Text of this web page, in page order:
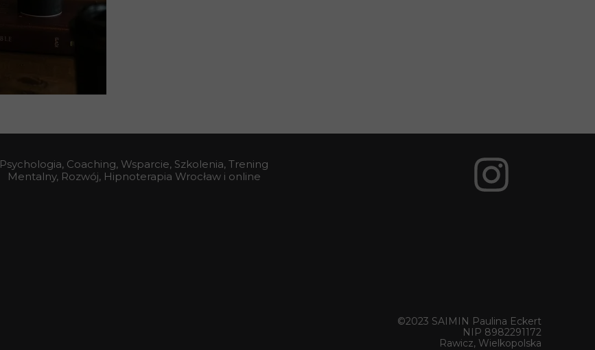
Psychologia, Coaching, Wsparcie, Szkolenia, Trening
Mentalny, Rozwój, Hipnoterapia Wrocław i online
©2023 SAIMIN Paulina Eckert
NIP 8982291172
Rawicz, Wielkopolska